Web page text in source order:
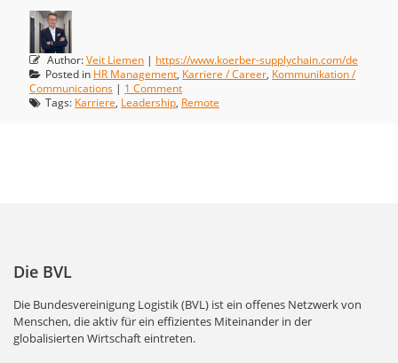
Author:Veit Liemen | https://www.koerber-supplychain.com/de
Posted in HR Management, Karriere / Career, Kommunikation /
Communications | 1 Comment
Tags: Karriere, Leadership, Remote
Die BVL
Die Bundesvereinigung Logistik (BVL) ist ein offenes Netzwerk von
Menschen, die aktiv für ein effizientes Miteinander in der
globalisierten Wirtschaft eintreten.